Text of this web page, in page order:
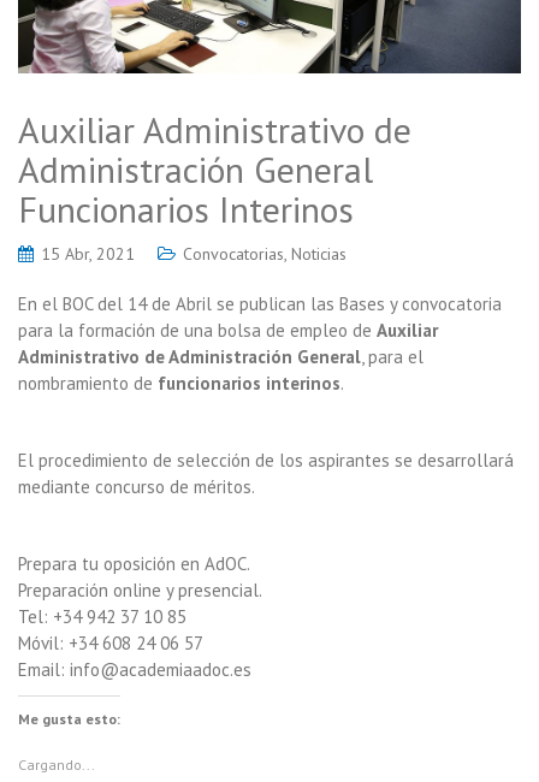
Auxiliar Administrativo de
Administración General
Funcionarios Interinos
15 Abr, 2021 Convocatorias, Noticias
En el BOC del 14 de Abril se publican las Bases y convocatoria
para la formación de una bolsa de empleo de Auxiliar
Administrativo de Administración General , para el
nombramiento de funcionarios interinos.
El procedimiento de selección de los aspirantes se desarrollará
mediante concurso de méritos.
Prepara tu oposición en AdOC.
Preparación online y presencial.
Tel: +34 942 37 10 85
Móvil: +34 608 24 06 57
Email: info@academiaadoc.es
Me gusta esto:
Cargando...